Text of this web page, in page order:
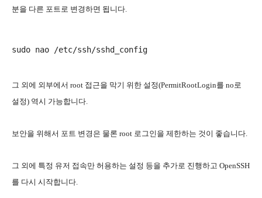
분을 다른 포트로 변경하면 됩니다.
그 외에 외부에서 root 접근을 막기 위한 설정(PermitRootLogin를 no로
설정) 역시 가능합니다.
보안을 위해서 포트 변경은 물론 root 로그인을 제한하는 것이 좋습니다.
그 외에 특정 유저 접속만 허용하는 설정 등을 추가로 진행하고 OpenSSH
를 다시 시작합니다.